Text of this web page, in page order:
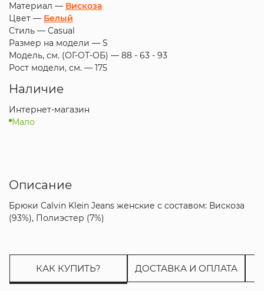
Материал — Вискоза
Цвет — Белый
Стиль — Casual
Размер на модели — S
Модель, см. (ОГ-ОТ-ОБ) — 88 - 63 - 93
Рост модели, см. — 175
Наличие
Интернет-магазин
Мало
Описание
Брюки Calvin Klein Jeans женские с составом: Вискоза
(93%), Полиэстер (7%)
КАК КУПИТЬ? ДОСТАВКА И ОПЛАТА